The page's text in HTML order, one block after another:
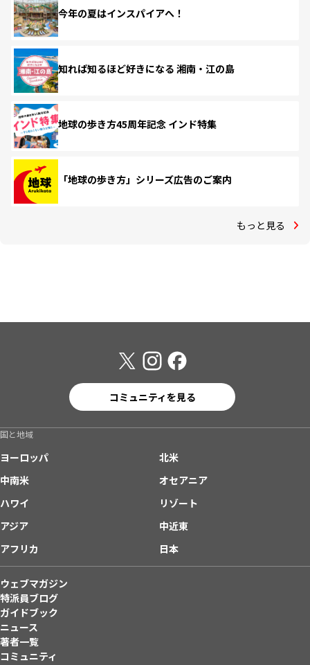
今年の夏はインスパイアへ！
知れば知るほど好きになる 湘南・江の島
地球の歩き方45周年記念 インド特集
「地球の歩き方」シリーズ広告のご案内
もっと見る
コミュニティを見る
国と地域
ヨーロッパ
北米
中南米
オセアニア
ハワイ
リゾート
アジア
中近東
アフリカ
日本
ウェブマガジン
特派員ブログ
ガイドブック
ニュース
著者一覧
コミュニティ